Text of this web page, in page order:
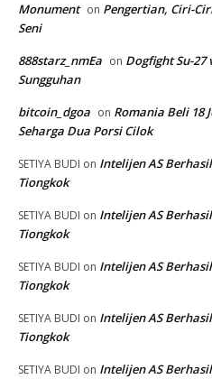
Monument on Pengertian, Ciri-
Seni
888starz_nmEa on Dogfight Su-27
Sungguhan
bitcoin_dgoa on Romania Beli 18
Seharga Dua Porsi Cilok
SETIYA BUDI on Intelijen AS
Tiongkok
SETIYA BUDI on Intelijen AS
Tiongkok
SETIYA BUDI on Intelijen AS
Tiongkok
SETIYA BUDI on Intelijen AS
Tiongkok
SETIYA BUDI on Intelijen AS